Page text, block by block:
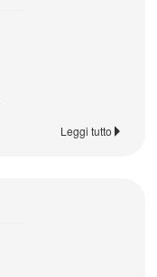
Leggi tutto